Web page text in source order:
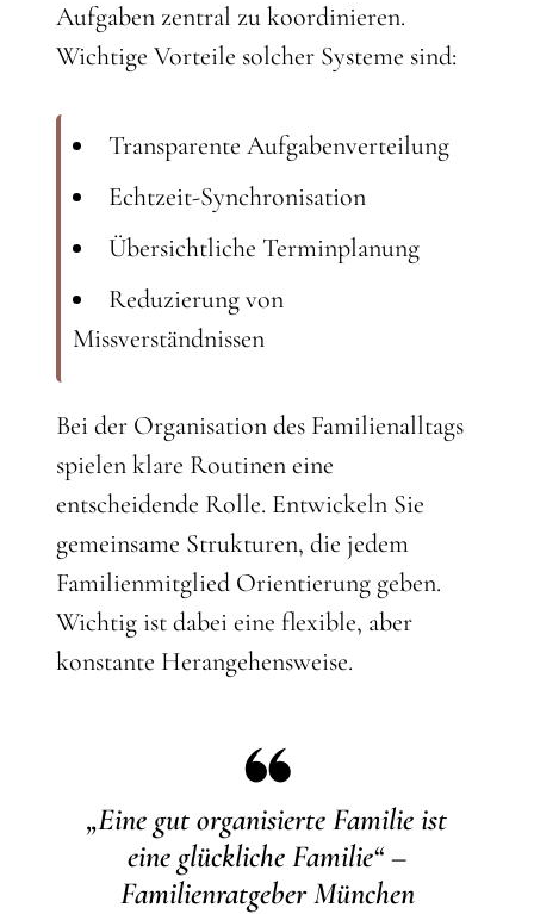
Aufgaben zentral zu koordinieren.
Wichtige Vorteile solcher Systeme sind:
Transparente Aufgabenverteilung
Echtzeit-Synchronisation
Übersichtliche Terminplanung
Reduzierung von
Missverständnissen
Bei der Organisation des Familienalltags
spielen klare Routinen eine
entscheidende Rolle. Entwickeln Sie
gemeinsame Strukturen, die jedem
Familienmitglied Orientierung geben.
Wichtig ist dabei eine flexible, aber
konstante Herangehensweise.
„Eine gut organisierte Familie ist
eine glückliche Familie“ –
Familienratgeber München